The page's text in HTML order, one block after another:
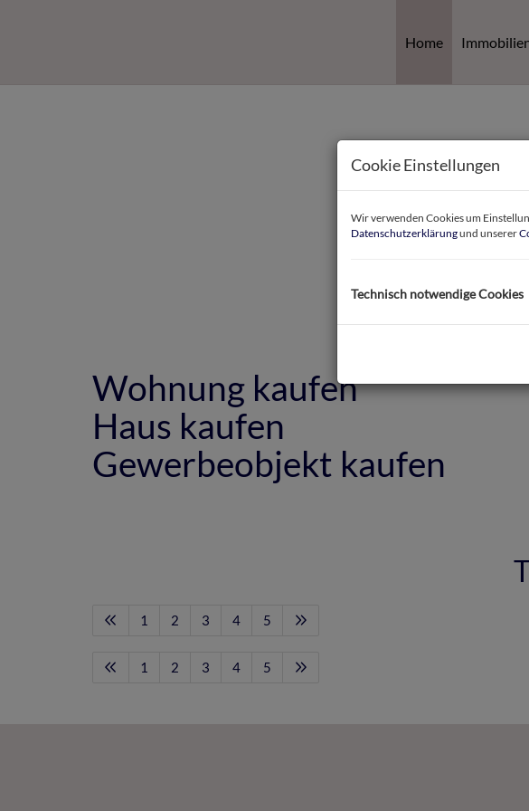
Home
Wohnung kaufen
Haus kaufen
Gewerbeobjekt kaufen
1 2 3 4 5
1 2 3 4 5
Cookie Einstellungen
Wir verwenden Cookies um
Datenschutzerklärungund unserer
Technisch notwendige Cookies